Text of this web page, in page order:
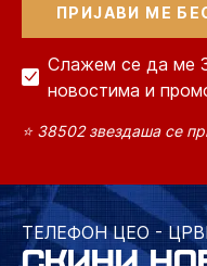
Слажем се да ме
новостима и
⭐ 38502 звездаша се
ТЕЛЕФОН ЦЕО -